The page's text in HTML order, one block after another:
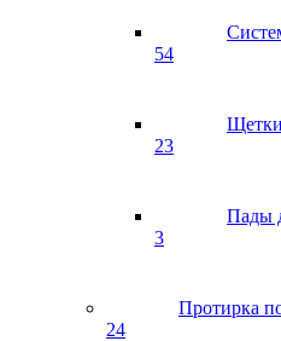
54
23
Пады
3
Протирка
24